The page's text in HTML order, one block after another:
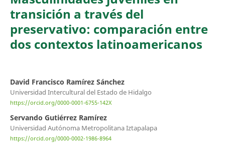
transición a través del
preservativo: comparación entre
dos contextos latinoamericanos
David Francisco Ramírez Sánchez
Universidad Intercultural del Estado de Hidalgo
https://orcid.org/0000-0001-6755-142X
Servando Gutiérrez Ramírez
Universidad Autónoma Metropolitana Iztapalapa
https://orcid.org/0000-0002-1986-8964